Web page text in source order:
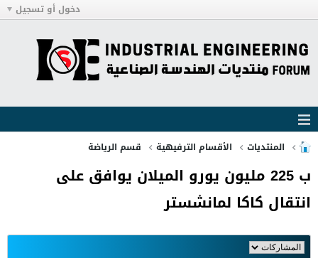
دخول أو تسجيل
المنتديات الأقسام الترفيهية قسم الرياضة
ب 225 مليون يورو الميلان يوافق على
انتقال كاكا لمانشستر